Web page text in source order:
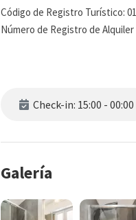
Código de Registro Turístico:
Número de Registro de Alquiler
Check-in: 15:00 - 00:00
Galería